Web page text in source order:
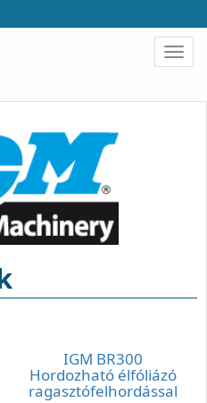
IGM BR300
Hordozható élfóliázó
ragasztófelhordással